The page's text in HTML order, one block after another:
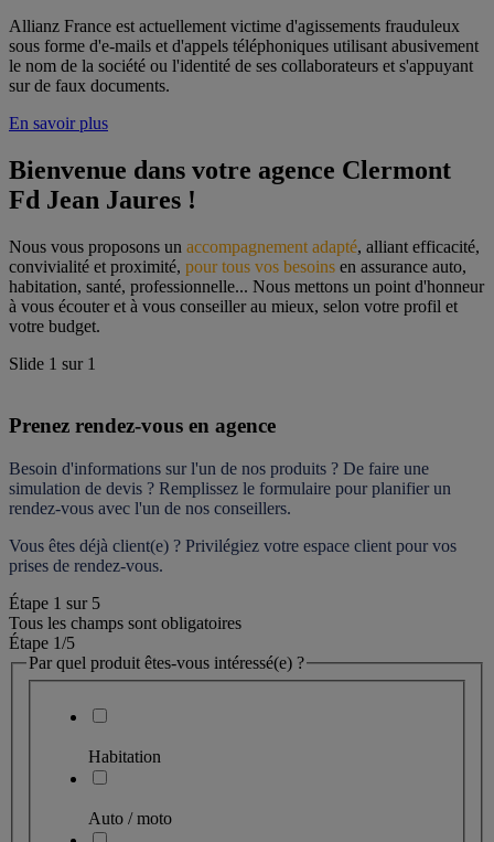
Allianz France est actuellement victime d'agissements frauduleux
sous forme d'e-mails et d'appels téléphoniques utilisant abusivement
le nom de la société ou l'identité de ses collaborateurs et s'appuyant
sur de faux documents.
En savoir plus
Bienvenue dans votre agence Clermont
Fd Jean Jaures !
Nous vous proposons un accompagnement adapté, alliant efficacité,
convivialité et proximité, pour tous vos besoins en assurance auto,
habitation, santé, professionnelle... Nous mettons un point d'honneur
à vous écouter et à vous conseiller au mieux, selon votre profil et
votre budget.
Slide 1 sur 1
Prenez rendez-vous en agence
Besoin d'informations sur l'un de nos produits ? De faire une
simulation de devis ? Remplissez le formulaire pour planifier un
rendez-vous avec l'un de nos conseillers.
Vous êtes déjà client(e) ? Privilégiez votre espace client pour vos
prises de rendez-vous.
Étape 1 sur 5
Tous les champs sont obligatoires
Étape 1/5
Par quel produit êtes-vous intéressé(e) ?
Habitation
Auto / moto